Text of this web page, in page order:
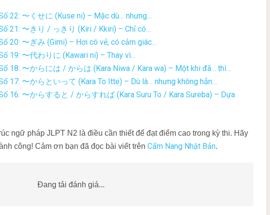
22: 〜くせに (Kuse ni) – Mặc dù… nhưng…
21: 〜きり / っきり (Kiri / Kkiri) – Chỉ có…
20: 〜ぎみ (Gimi) – Hơi có vẻ, có cảm giác…
19: 〜代わりに (Kawari ni) – Thay vì…
18: 〜からには / からは (Kara Niwa / Kara wa) – Một khi đã… thì…
17: 〜からといって (Kara To Itte) – Dù là… nhưng không hẳn…
16: 〜からすると / からすれば (Kara Suru To / Kara Sureba) – Dựa
ngữ pháp JLPT N2 là điều cần thiết để đạt điểm cao trong kỳ thi. Hãy
công! Cảm ơn bạn đã đọc bài viết trên Cẩm Nang Nhật Bản.
Đang tải đánh giá...